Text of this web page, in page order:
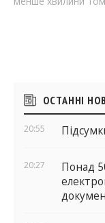
Бічні
віджети
ОСТАННІ
20:55
20:27
Понад